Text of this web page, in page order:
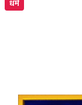
धर्म